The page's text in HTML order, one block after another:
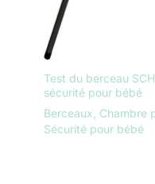
Test du berceau
sécurité pour bébé
Berceaux Chambre
Sécurité pour bébé